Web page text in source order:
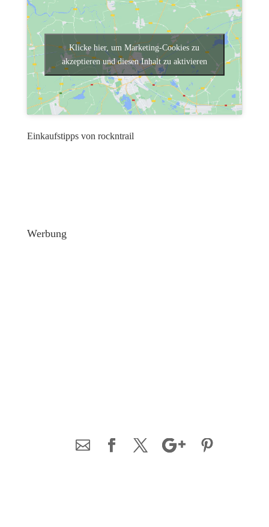
Klicke hier, um Marketing-Cookies zu
akzeptieren und diesen Inhalt zu aktivieren
Einkaufstipps von rockntrail
Werbung